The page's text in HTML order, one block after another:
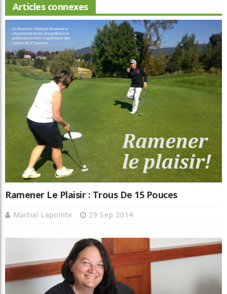
Articles connexes
Ramener Le Plaisir : Trous De 15 Pouces
Martial Lapointe 29 Sep 2014